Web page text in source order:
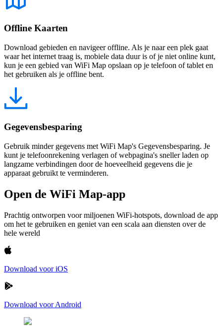
Offline Kaarten
Download gebieden en navigeer offline. Als je naar een plek gaat
waar het internet traag is, mobiele data duur is of je niet online kunt,
kun je een gebied van WiFi Map opslaan op je telefoon of tablet en
het gebruiken als je offline bent.
Gegevensbesparing
Gebruik minder gegevens met WiFi Map's Gegevensbesparing. Je
kunt je telefoonrekening verlagen of webpagina's sneller laden op
langzame verbindingen door de hoeveelheid gegevens die je
apparaat gebruikt te verminderen.
Open de WiFi Map-app
Prachtig ontworpen voor miljoenen WiFi-hotspots, download de app
om het te gebruiken en geniet van een scala aan diensten over de
hele wereld
Download voor iOS
Download voor Android